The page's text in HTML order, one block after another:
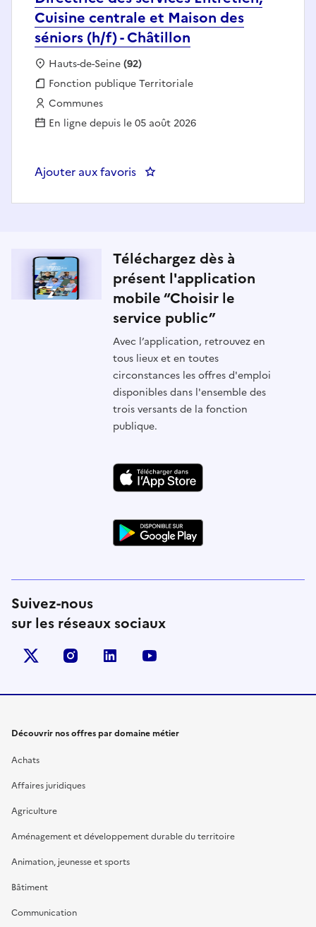
Cuisine centrale et Maison des
séniors (h/f) - Châtillon
Localisation :
Hauts-de-Seine(92)
Fonction publique :
Fonction publique Territoriale
Employeur :
Communes
En ligne depuis le 05 août 2026
Ajouter aux favoris : Directrice des services
Téléchargez dès à
présent l'application
mobile “Choisir le
service public”
Avec l’application, retrouvez en
tous lieux et en toutes
circonstances les offres d'emploi
disponibles dans l'ensemble des
trois versants de la fonction
publique.
Suivez-nous
sur les réseaux sociaux
X (anciennement Twitter)
instagramlinkedin
Découvrir nos offres par domaine métier
Achats
Affaires juridiques
Agriculture
Aménagement et développement durable du territoire
Animation, jeunesse et sports
Bâtiment
Communication